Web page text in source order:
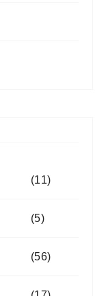
(11)
(5)
(56)